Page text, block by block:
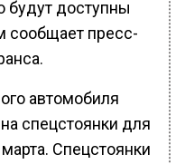
будут доступны
сообщает пресс-
автомобиля
спецстоянки для
Спецстоянки